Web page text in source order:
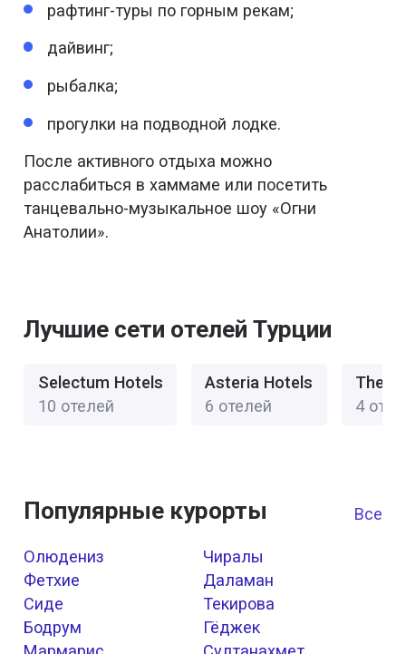
рафтинг-туры по горным рекам;
дайвинг;
рыбалка;
прогулки на подводной лодке.
После активного отдыха можно
расслабиться в хаммаме или посетить
танцевально-музыкальное шоу «Огни
Анатолии».
Лучшие сети отелей Турции
Selectum Hotels
10 отелей
Asteria Hotels
6 отелей
The
4
Популярные курорты Все
Олюдениз
Фетхие
Сиде
Бодрум
Чиралы
Даламан
Текирова
Гёджек